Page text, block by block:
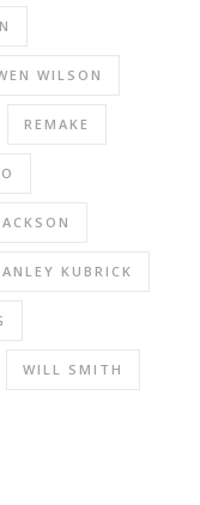
WILSON
REMAKE
KUBRICK
WILL SMITH